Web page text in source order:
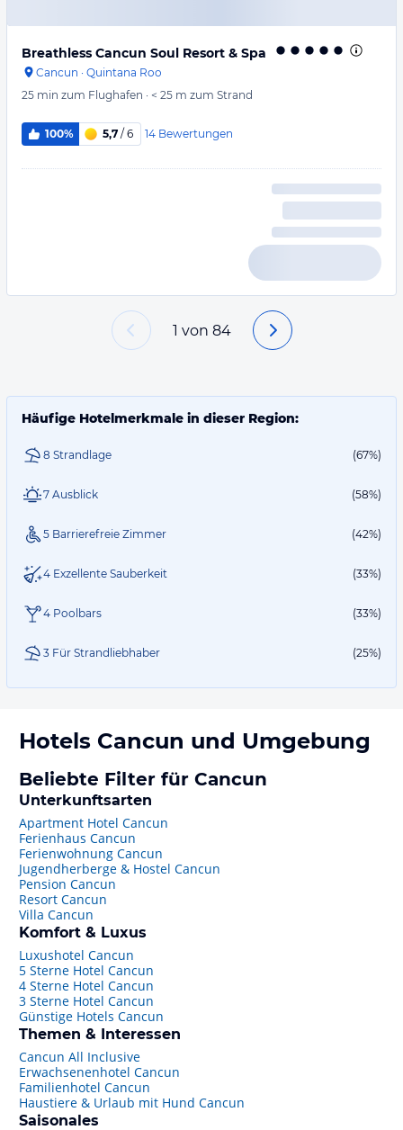
Breathless Cancun Soul Resort & Spa
Cancun · Quintana Roo
25 min zum Flughafen · < 25 m zum Strand
100% 5,7 / 6 14 Bewertungen
1 von 84
Häufige Hotelmerkmale in dieser Region:
8 Strandlage (67%)
7 Ausblick (58%)
5 Barrierefreie Zimmer (42%)
4 Exzellente Sauberkeit (33%)
4 Poolbars (33%)
3 Für Strandliebhaber (25%)
Hotels Cancun und Umgebung
Beliebte Filter für Cancun
Unterkunftsarten
Apartment Hotel Cancun
Ferienhaus Cancun
Ferienwohnung Cancun
Jugendherberge & Hostel Cancun
Pension Cancun
Resort Cancun
Villa Cancun
Komfort & Luxus
Luxushotel Cancun
5 Sterne Hotel Cancun
4 Sterne Hotel Cancun
3 Sterne Hotel Cancun
Günstige Hotels Cancun
Themen & Interessen
Cancun All Inclusive
Erwachsenenhotel Cancun
Familienhotel Cancun
Haustiere & Urlaub mit Hund Cancun
Saisonales